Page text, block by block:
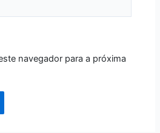
navegador para a próxima